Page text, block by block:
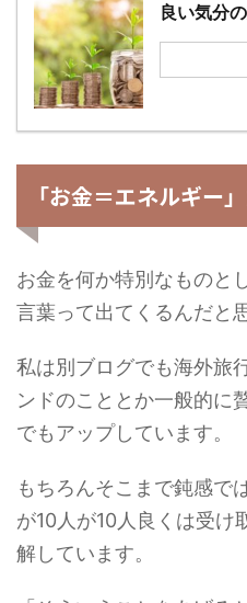
良い気分
「お金＝エネルギー
お金を何か特別なものと
言葉って出てくるんだと
私は別ブログでも海外旅
ンドのこととか一般的に
でもアップしています。
もちろんそこまで鈍感で
が10人が10人良くは受け
解しています。